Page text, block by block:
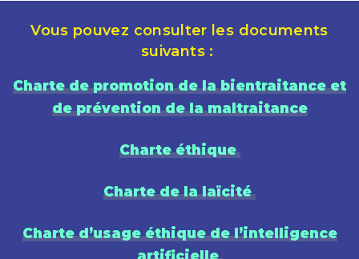
Vous pouvez consulter les documents
suivants :
Charte de promotion de la bientraitance et
de prévention de la maltraitance
Charte éthique
Charte de la laïcité
Charte d’usage éthique de l’intelligence
artificielle